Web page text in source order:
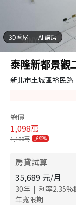
3D看屋 AI 講房
泰隆新都景觀
新北市土城區裕民路
總價
1,098萬
1,180萬 6.95%
房貸試算
35,689 元/月
30年 | 利率2.35%
年寬限期